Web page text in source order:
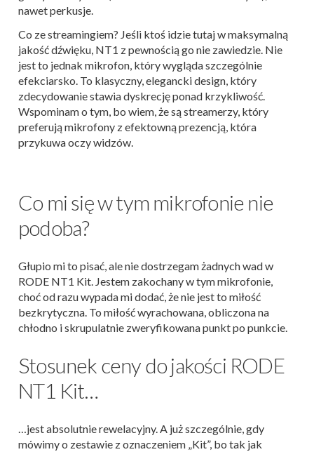
nawet perkusje.
Co ze streamingiem? Jeśli ktoś idzie tutaj w maksymalną
jakość dźwięku, NT1 z pewnością go nie zawiedzie. Nie
jest to jednak mikrofon, który wygląda szczególnie
efekciarsko. To klasyczny, elegancki design, który
zdecydowanie stawia dyskrecję ponad krzykliwość.
Wspominam o tym, bo wiem, że są streamerzy, który
preferują mikrofony z efektowną prezencją, która
przykuwa oczy widzów.
Co mi się w tym mikrofonie nie
podoba?
Głupio mi to pisać, ale nie dostrzegam żadnych wad w
RODE NT1 Kit. Jestem zakochany w tym mikrofonie,
choć od razu wypada mi dodać, że nie jest to miłość
bezkrytyczna. To miłość wyrachowana, obliczona na
chłodno i skrupulatnie zweryfikowana punkt po punkcie.
Stosunek ceny do jakości RODE
NT1 Kit…
…jest absolutnie rewelacyjny. A już szczególnie, gdy
mówimy o zestawie z oznaczeniem „Kit”, bo tak jak